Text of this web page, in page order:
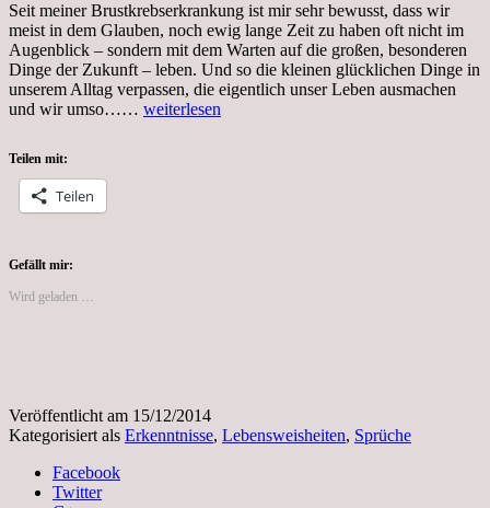
Seit meiner Brustkrebserkrankung ist mir sehr bewusst, dass wir
meist in dem Glauben, noch ewig lange Zeit zu haben oft nicht im
Augenblick – sondern mit dem Warten auf die großen, besonderen
Dinge der Zukunft – leben. Und so die kleinen glücklichen Dinge in
unserem Alltag verpassen, die eigentlich unser Leben ausmachen
und wir umso…… Erkenntnisse
weiterlesen
Teilen mit:
Teilen
Gefällt mir:
Wird geladen …
Veröffentlicht am 15/12/2014
Kategorisiert als Erkenntnisse, Lebensweisheiten, Sprüche
Facebook
Twitter